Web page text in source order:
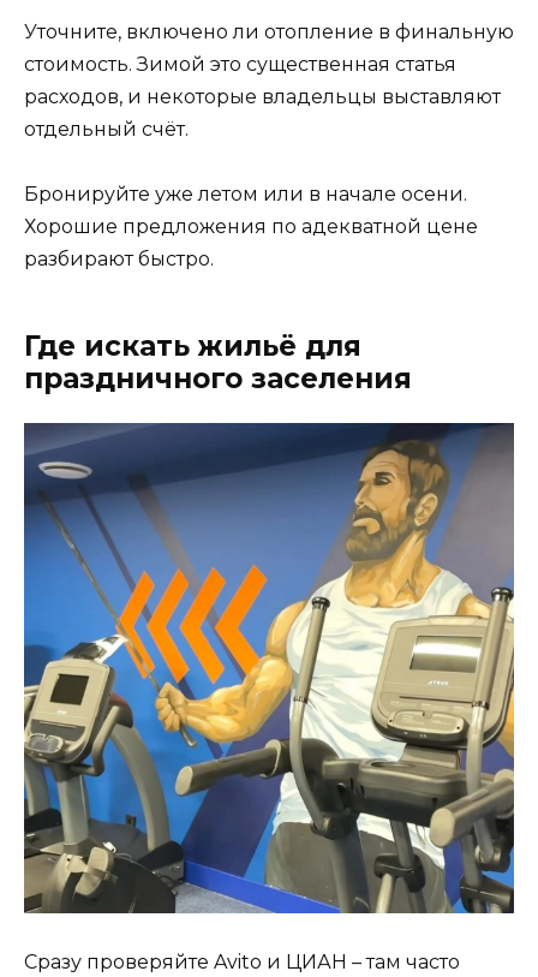
Уточните, включено ли отопление в финальную
стоимость. Зимой это существенная статья
расходов, и некоторые владельцы выставляют
отдельный счёт.
Бронируйте уже летом или в начале осени.
Хорошие предложения по адекватной цене
разбирают быстро.
Где искать жильё для
праздничного заселения
Сразу проверяйте Avito и ЦИАН – там часто